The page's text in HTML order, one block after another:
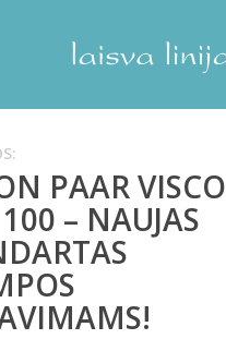
PAAR VISCO
– NAUJAS